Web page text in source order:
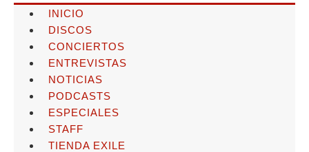
INICIO
DISCOS
CONCIERTOS
ENTREVISTAS
NOTICIAS
PODCASTS
ESPECIALES
STAFF
TIENDA EXILE